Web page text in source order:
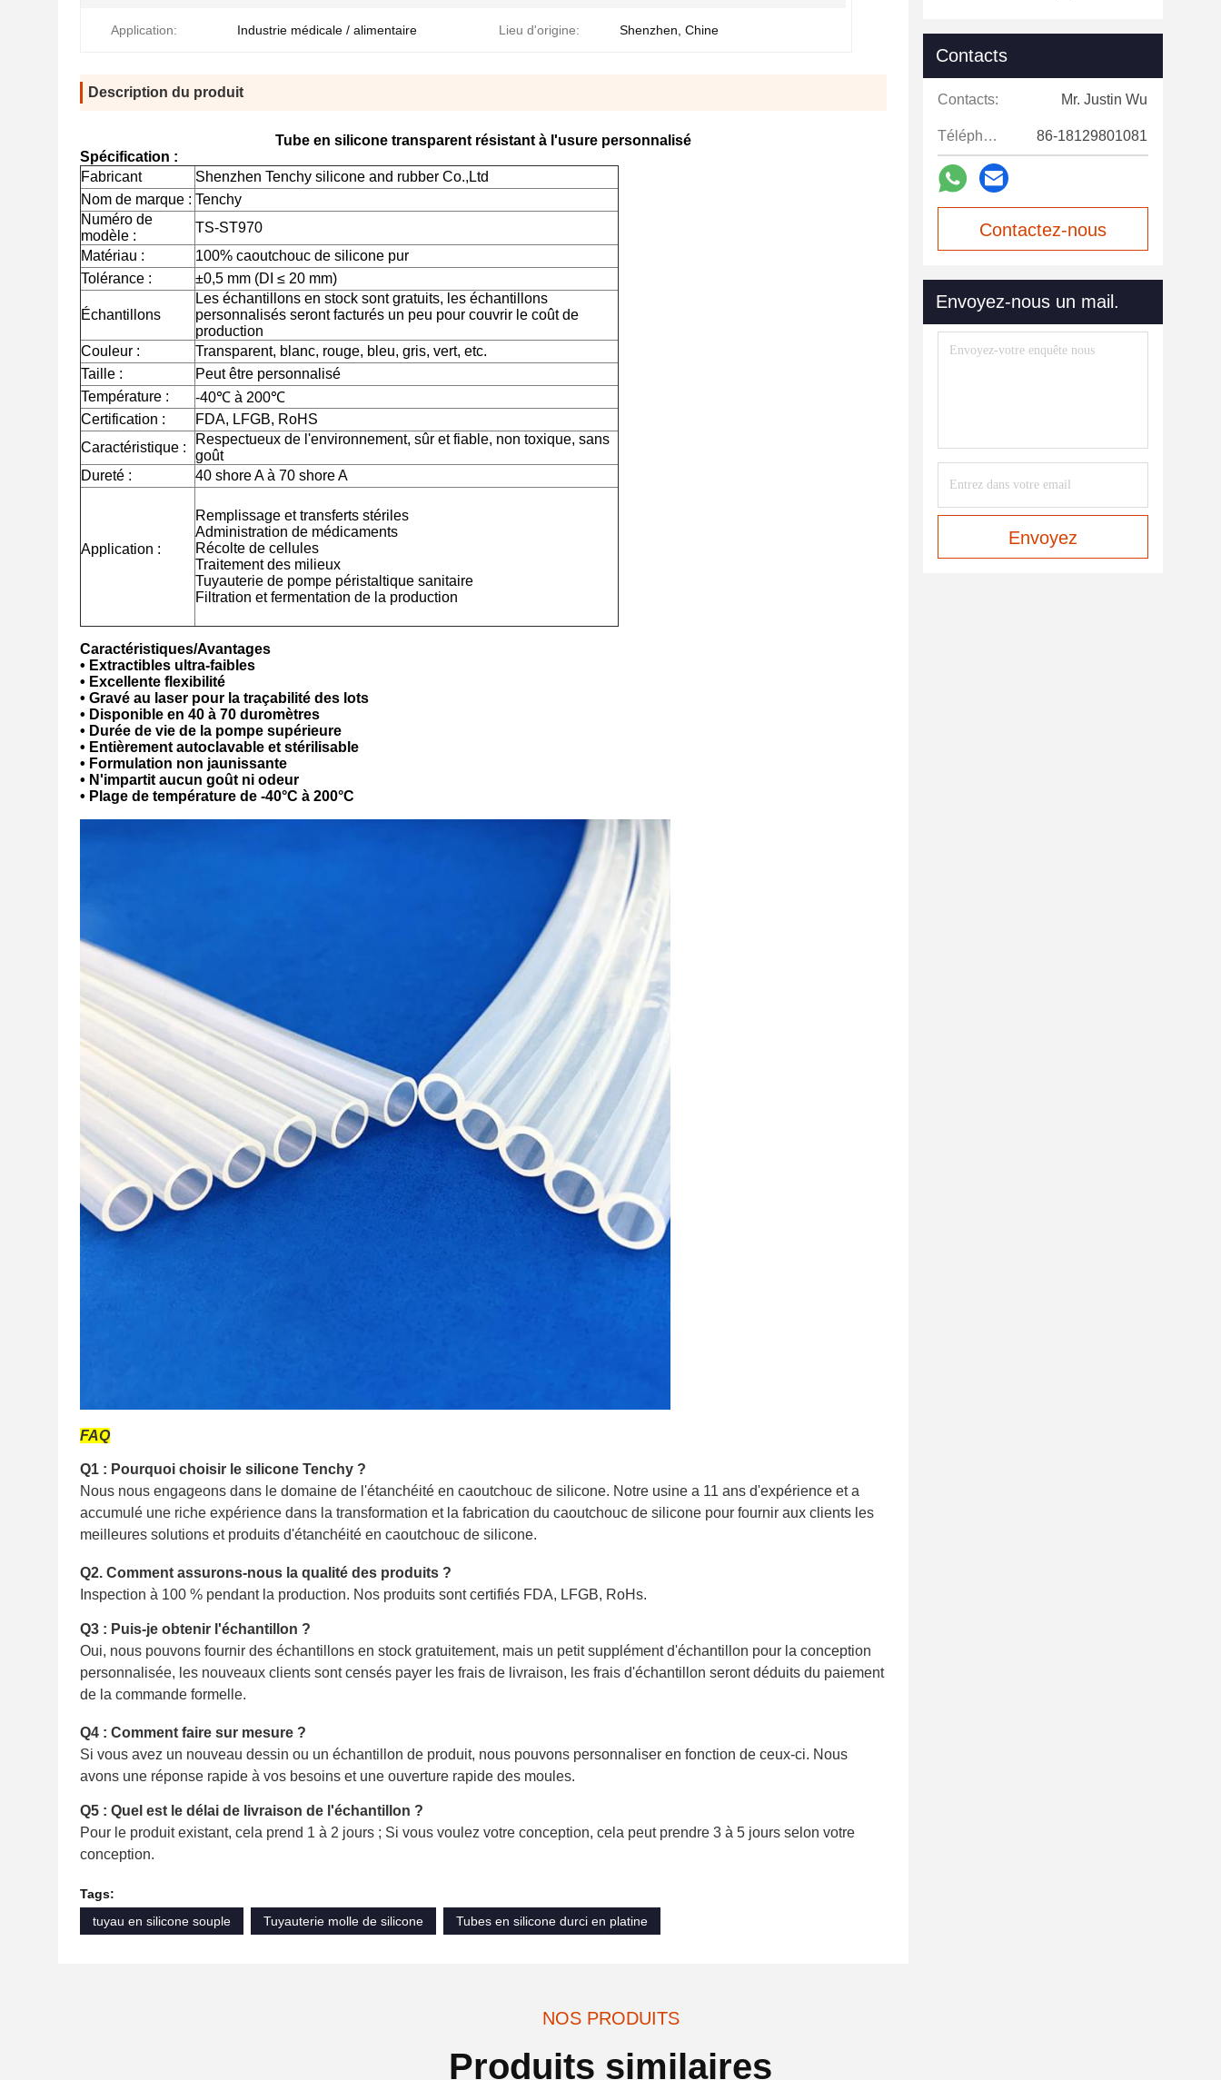
Application: Industrie médicale / alimentaire Lieu d'origine: Shenzhen, Chine
Description du produit
Tube en silicone transparent résistant à l'usure personnalisé
Spécification :
Fabricant
Shenzhen Tenchy silicone and rubber Co.,Ltd
Nom de marque : Tenchy
Numéro de
modèle :
TS-ST970
Matériau :
100% caoutchouc de silicone pur
Tolérance :
±0,5 mm (DI ≤ 20 mm)
Échantillons
Les échantillons en stock sont gratuits, les échantillons
personnalisés seront facturés un peu pour couvrir le coût de
production
Couleur :
Transparent, blanc, rouge, bleu, gris, vert, etc.
Taille :
Peut être personnalisé
Température :
-40℃ à 200℃
Certification :
FDA, LFGB, RoHS
Caractéristique :
Respectueux de l'environnement, sûr et fiable, non toxique, sans
goût
Dureté :
40 shore A à 70 shore A
Application :
Remplissage et transferts stériles
Administration de médicaments
Récolte de cellules
Traitement des milieux
Tuyauterie de pompe péristaltique sanitaire
Filtration et fermentation de la production
Caractéristiques/Avantages
• Extractibles ultra-faibles
• Excellente flexibilité
• Gravé au laser pour la traçabilité des lots
• Disponible en 40 à 70 duromètres
• Durée de vie de la pompe supérieure
• Entièrement autoclavable et stérilisable
• Formulation non jaunissante
• N'impartit aucun goût ni odeur
• Plage de température de -40°C à 200°C
FAQ
Q1 : Pourquoi choisir le silicone Tenchy ?
Nous nous engageons dans le domaine de l'étanchéité en caoutchouc de silicone. Notre usine a 11 ans d'expérience et a
accumulé une riche expérience dans la transformation et la fabrication du caoutchouc de silicone pour fournir aux clients les
meilleures solutions et produits d'étanchéité en caoutchouc de silicone.
Q2. Comment assurons-nous la qualité des produits ?
Inspection à 100 % pendant la production. Nos produits sont certifiés FDA, LFGB, RoHs.
Q3 : Puis-je obtenir l'échantillon ?
Oui, nous pouvons fournir des échantillons en stock gratuitement, mais un petit supplément d'échantillon pour la conception
personnalisée, les nouveaux clients sont censés payer les frais de livraison, les frais d'échantillon seront déduits du paiement
de la commande formelle.
Q4 : Comment faire sur mesure ?
Si vous avez un nouveau dessin ou un échantillon de produit, nous pouvons personnaliser en fonction de ceux-ci. Nous
avons une réponse rapide à vos besoins et une ouverture rapide des moules.
Q5 : Quel est le délai de livraison de l'échantillon ?
Pour le produit existant, cela prend 1 à 2 jours ; Si vous voulez votre conception, cela peut prendre 3 à 5 jours selon votre
conception.
Tags:
tuyau en silicone souple
Tuyauterie molle de silicone Tubes en silicone durci en platine
Contacts
Contacts: Mr. Justin Wu
Téléphone: 86-18129801081
Contactez-nous
Envoyez-nous un mail.
Envoyez
NOS PRODUITS
Produits similaires